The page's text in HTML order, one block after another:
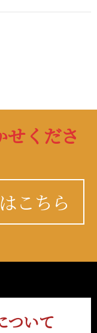
くださ
こちら
ついて